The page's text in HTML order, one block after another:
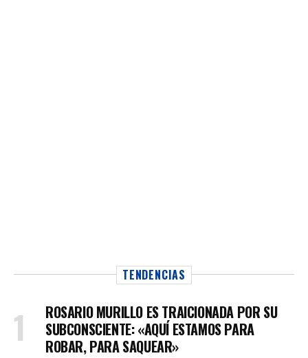
TENDENCIAS
ROSARIO MURILLO ES TRAICIONADA POR SU
SUBCONSCIENTE: «AQUÍ ESTAMOS PARA
ROBAR, PARA SAQUEAR»